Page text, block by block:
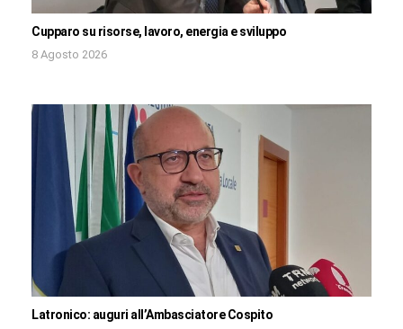
Cupparo su risorse, lavoro, energia e sviluppo
8 Agosto 2026
Latronico: auguri all’Ambasciatore Cospito